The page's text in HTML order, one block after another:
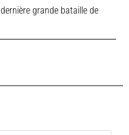
dernière grande bataille de